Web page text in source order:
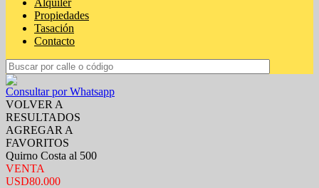
Alquiler
Propiedades
Tasación
Contacto
Consultar por Whatsapp
VOLVER A
RESULTADOS
AGREGAR A
FAVORITOS
Quirno Costa al 500
VENTA
USD80.000